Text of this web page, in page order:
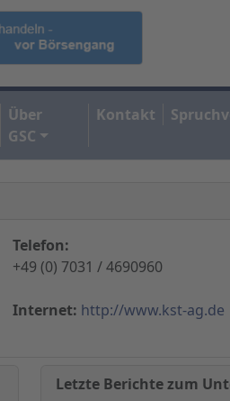
Über
GSC
Kontakt
Telefon:
+49 (0) 7031 / 4690960
Internet: http://www.kst-ag.de
Letzte Berichte zum